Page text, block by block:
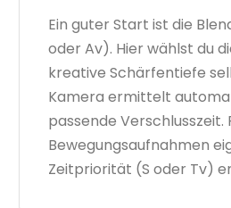
Ein guter Start ist die
oder Av). Hier wählst du
kreative Schärfentiefe
Kamera ermittelt
passende Verschlusszeit.
Bewegungsaufnahmen
Zeitpriorität (S oder Tv)